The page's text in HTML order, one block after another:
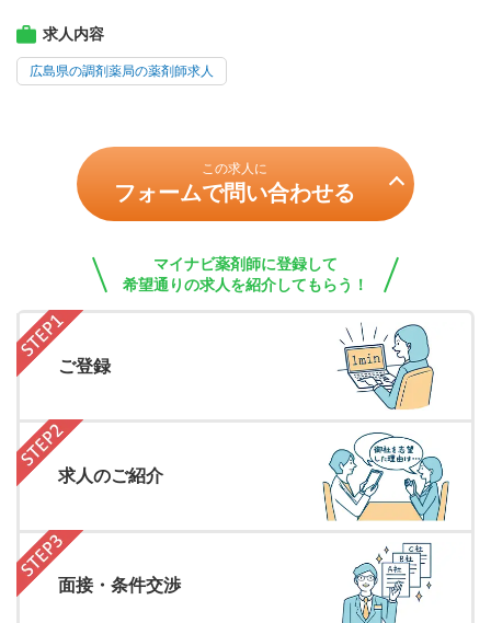
求人内容
広島県の調剤薬局の薬剤師求人
この求人に
フォームで問い合わせる
マイナビ薬剤師に登録して
希望通りの求人を紹介してもらう！
ご登録
求人のご紹介
面接・条件交渉